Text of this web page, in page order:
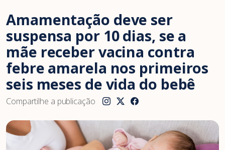
Amamentação deve ser
suspensa por 10 dias, se a
mãe receber vacina contra
febre amarela nos primeiros
seis meses de vida do bebê
Compartilhe a publicação